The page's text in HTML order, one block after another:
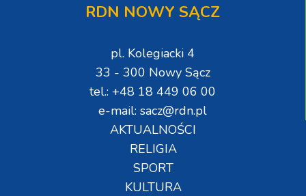
RDN NOWY SĄCZ
pl. Kolegiacki 4
33 - 300 Nowy Sącz
tel.: +48 18 449 06 00
e-mail: sacz@rdn.pl
AKTUALNOŚCI
RELIGIA
SPORT
KULTURA